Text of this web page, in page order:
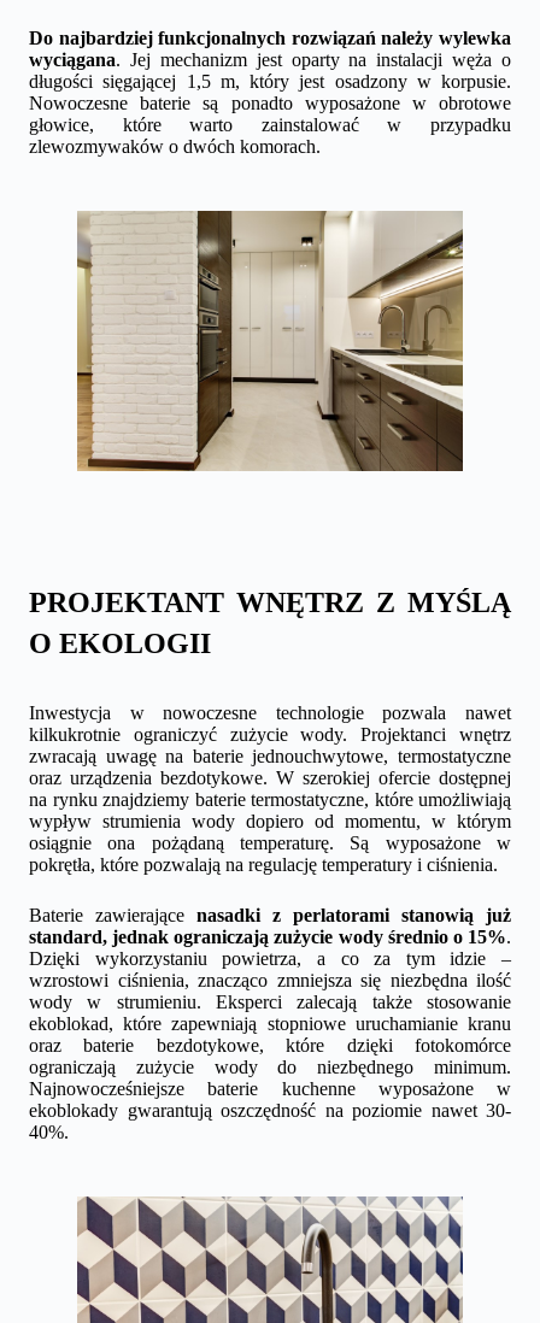
Do najbardziej funkcjonalnych rozwiązań należy wylewka
wyciągana. Jej mechanizm jest oparty na instalacji węża o
długości sięgającej 1,5 m, który jest osadzony w korpusie.
Nowoczesne baterie są ponadto wyposażone w obrotowe
głowice, które warto zainstalować w przypadku
zlewozmywaków o dwóch komorach.
PROJEKTANT WNĘTRZ Z MYŚLĄ
O EKOLOGII
Inwestycja w nowoczesne technologie pozwala nawet
kilkukrotnie ograniczyć zużycie wody. Projektanci wnętrz
zwracają uwagę na baterie jednouchwytowe, termostatyczne
oraz urządzenia bezdotykowe. W szerokiej ofercie dostępnej
na rynku znajdziemy baterie termostatyczne, które umożliwiają
wypływ strumienia wody dopiero od momentu, w którym
osiągnie ona pożądaną temperaturę. Są wyposażone w
pokrętła, które pozwalają na regulację temperatury i ciśnienia.
Baterie zawierające nasadki z perlatorami stanowią już
standard, jednak ograniczają zużycie wody średnio o 15%.
Dzięki wykorzystaniu powietrza, a co za tym idzie –
wzrostowi ciśnienia, znacząco zmniejsza się niezbędna ilość
wody w strumieniu. Eksperci zalecają także stosowanie
ekoblokad, które zapewniają stopniowe uruchamianie kranu
oraz baterie bezdotykowe, które dzięki fotokomórce
ograniczają zużycie wody do niezbędnego minimum.
Najnowocześniejsze baterie kuchenne wyposażone w
ekoblokady gwarantują oszczędność na poziomie nawet 30-
40%.